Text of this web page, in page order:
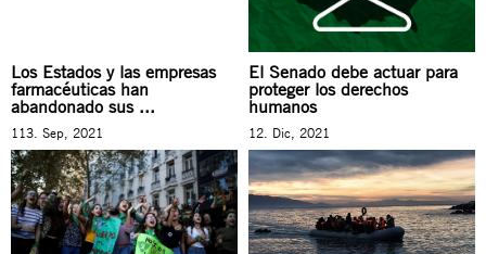
Los Estados y las empresas
farmacéuticas han
abandonado sus ...
113. Sep, 2021
El Senado debe actuar para
proteger los derechos
humanos
12. Dic, 2021